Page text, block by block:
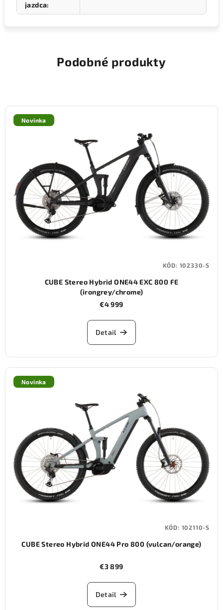
jazdca:
Podobné produkty
Novinka
CUBE Stereo Hybrid ONE44 EXC 800 FE
(irongrey/chrome)
€4 999
Detail
KÓD: 102330-S
Novinka
CUBE Stereo Hybrid ONE44 Pro 800 (vulcan/orange)
€3 899
Detail
KÓD: 102110-S